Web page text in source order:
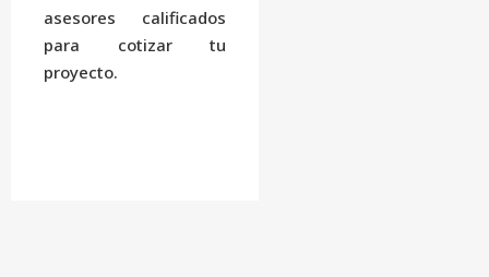
asesores calificados
para cotizar tu
proyecto.